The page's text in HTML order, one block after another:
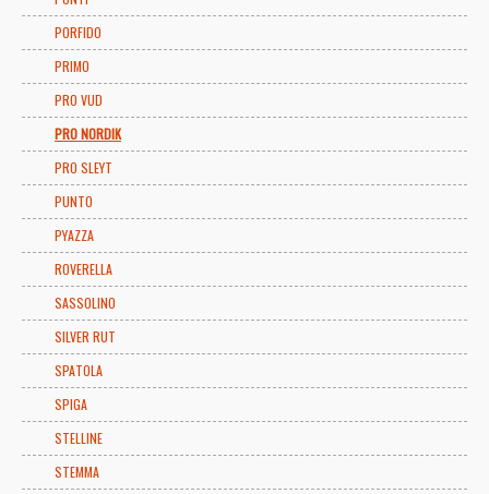
PORFIDO
PRIMO
PRO VUD
PRO NORDIK
PRO SLEYT
PUNTO
PYAZZA
ROVERELLA
SASSOLINO
SILVER RUT
SPATOLA
SPIGA
STELLINE
STEMMA